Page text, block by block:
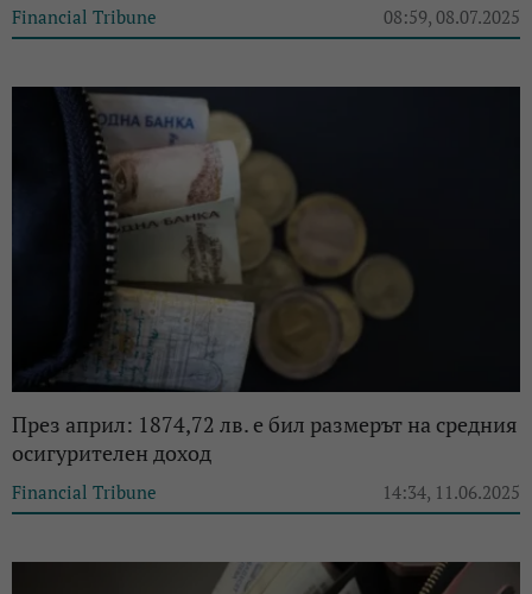
Financial Tribune 08:59, 08.07.2025
През април: 1874,72 лв. е бил размерът на средния
осигурителен доход
Financial Tribune 14:34, 11.06.2025